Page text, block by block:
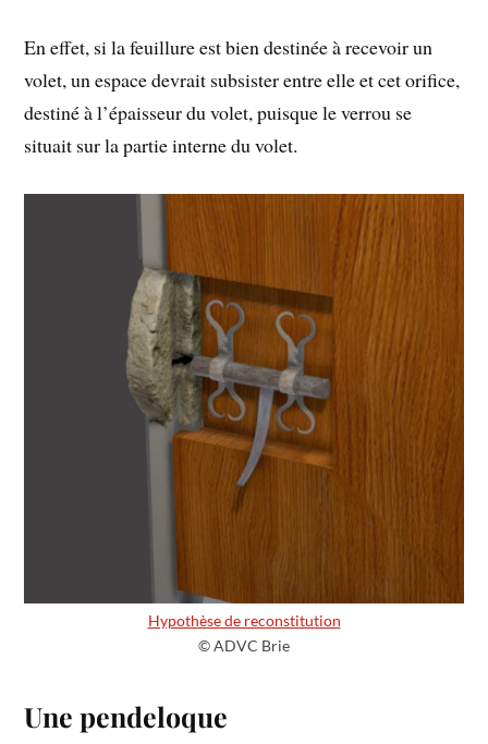
En effet, si la feuillure est bien destinée à recevoir un
volet, un espace devrait subsister entre elle et cet orifice,
destiné à l’épaisseur du volet, puisque le verrou se
situait sur la partie interne du volet.
Hypothèse de reconstitution
© ADVC Brie
Une pendeloque